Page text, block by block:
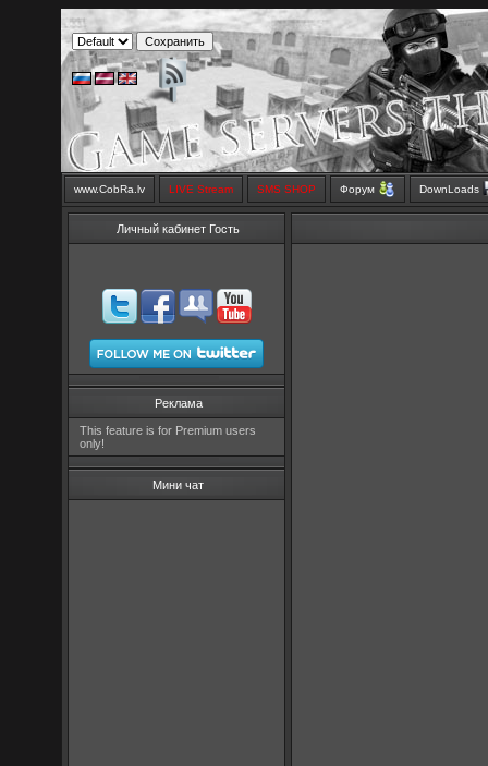
www.CobRa.lv LIVE Stream SMS SHOP Форум DownLoads
Личный кабинет Гость
Реклама
This feature is for Premium users
only!
Мини чат